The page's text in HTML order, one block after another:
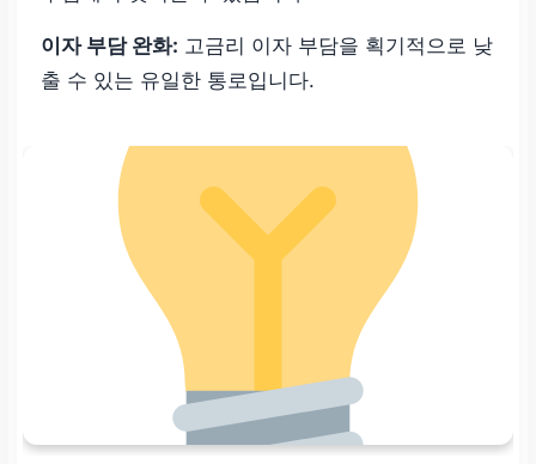
이자 부담 완화: 고금리 이자 부담을 획기적으로 낮
출 수 있는 유일한 통로입니다.